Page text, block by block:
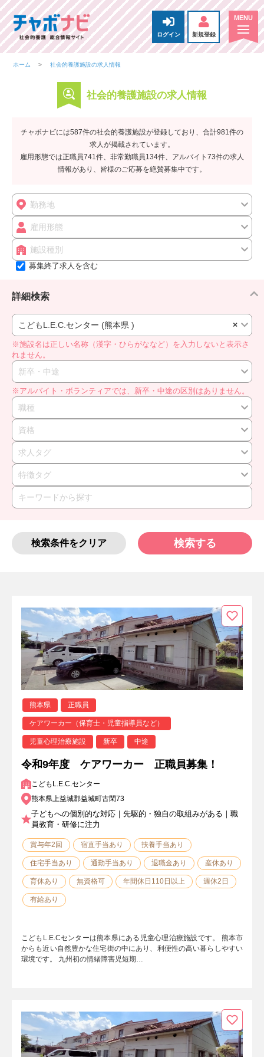
ログイン 新規登録
ホーム 社会的養護施設の求人情報
社会的養護施設の求人情報
チャボナビには587件の社会的養護施設が登録しており、合計981件の
求人が掲載されています。
雇用形態では正職員741件、非常勤職員134件、アルバイト73件の求人
情報があり、皆様のご応募を絶賛募集中です。
勤務地
雇用形態
施設種別
募集終了求人を含む
詳細検索
×
こどもL.E.C.センター (熊本県 )
※施設名は正しい名称（漢字・ひらがななど）を入力しないと表示さ
れません。
新卒・中途
※アルバイト・ボランティアでは、新卒・中途の区別はありません。
職種
資格
求人タグ
特徴タグ
検索条件をクリア 検索する
熊本県 正職員
ケアワーカー（保育士・児童指導員など）
児童心理治療施設 新卒 中途
令和9年度 ケアワーカー 正職員募集！
こどもL.E.C.センター
熊本県上益城郡益城町古閑73
子どもへの個別的な対応｜先駆的・独自の取組みがある｜職
員教育・研修に注力
賞与年2回 宿直手当あり 扶養手当あり
住宅手当あり 通勤手当あり 退職金あり 産休あり
育休あり 無資格可 年間休日110日以上 週休2日
有給あり
こどもL.E.Cセンターは熊本県にある児童心理治療施設です。 熊本市
からも近い自然豊かな住宅街の中にあり、利便性の高い暮らしやすい
環境です。 九州初の情緒障害児短期…